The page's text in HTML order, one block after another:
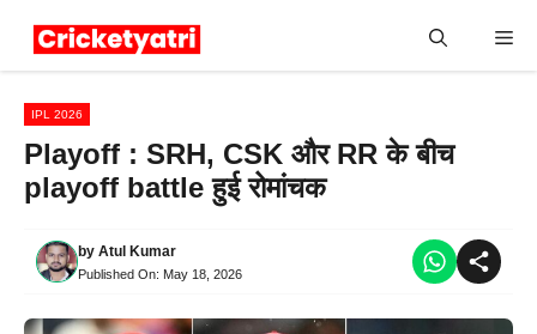
IPL 2026
Playoff : SRH, CSK और RR के बीच
playoff battle हुई रोमांचक
by Atul Kumar
Published On: May 18, 2026